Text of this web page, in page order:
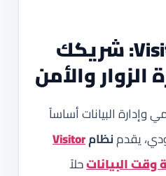
نظام Visitor Flow: شريكك
الزوار والأمن
وإدارة البيانات أساساً
يقدمنظامVisitor
البياناتحلاً